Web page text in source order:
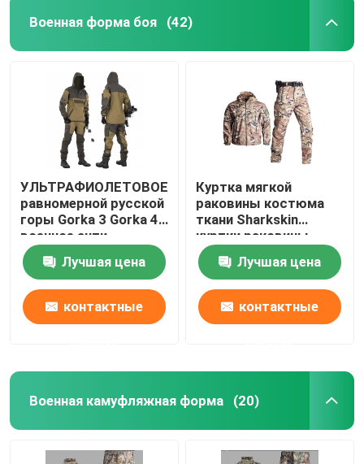
Военные ботинки платья
На открытом воздухе охотясь шестерня
На открытом воздухе рыболовные
Водоустойчивые ехать перчатки
Отражательная одежда безопасности
Современные военные модели
Изготовленная на заказ военная форма
Военная форма боя (42)
УЛЬТРАФИОЛЕТОВОЕ
равномерной русской
горы Gorka 3 Gorka 4
военное анти-
статическое анти-
Лучшая цена
контактные
Куртка мягкой
раковины костюма
ткани Sharkskin
куртки раковины
водоустойчивой
опрометчивой мягкой
водоустойчивая
Лучшая цена
контактные
Военная камуфляжная форма (20)